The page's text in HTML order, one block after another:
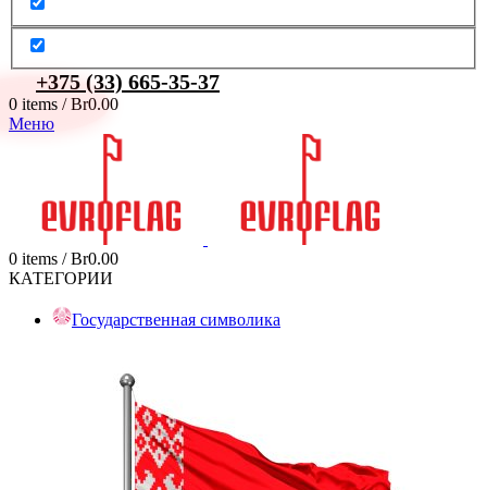
+375 (33) 665-35-37
0 items / Br0.00
Меню
0 items / Br0.00
КАТЕГОРИИ
Государственная символика